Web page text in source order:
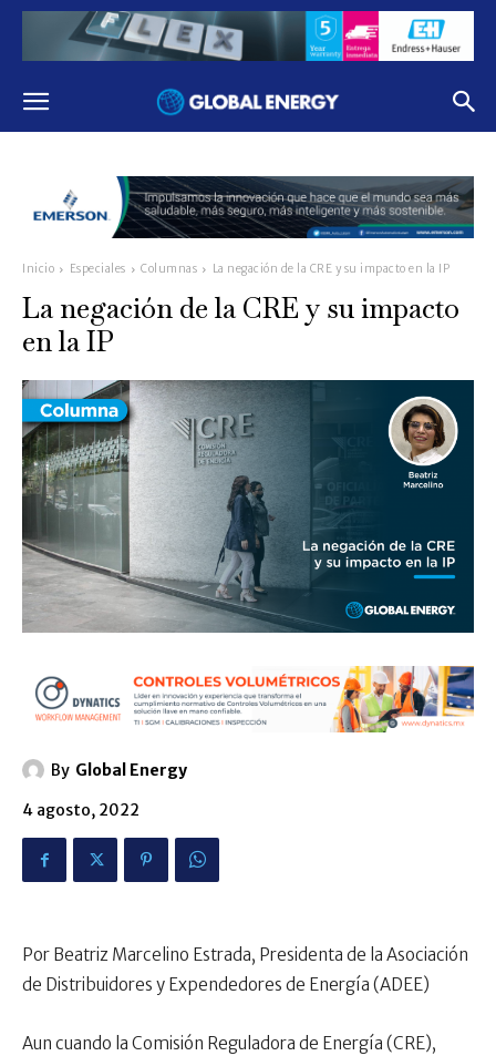
Inicio Especiales Columnas La negación de la CRE y su impacto en la IP
La negación de la CRE y su impacto
en la IP
By Global Energy
4 agosto, 2022
Por Beatriz Marcelino Estrada, Presidenta de la Asociación
de Distribuidores y Expendedores de Energía (ADEE)
Aun cuando la Comisión Reguladora de Energía (CRE),